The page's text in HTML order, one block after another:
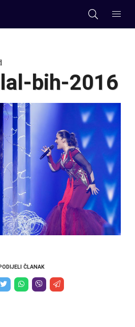
bih-2016
PODIJELI ČLANAK